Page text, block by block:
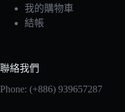
我的購物車
結帳
聯絡我們
Phone: (+886) 939657287